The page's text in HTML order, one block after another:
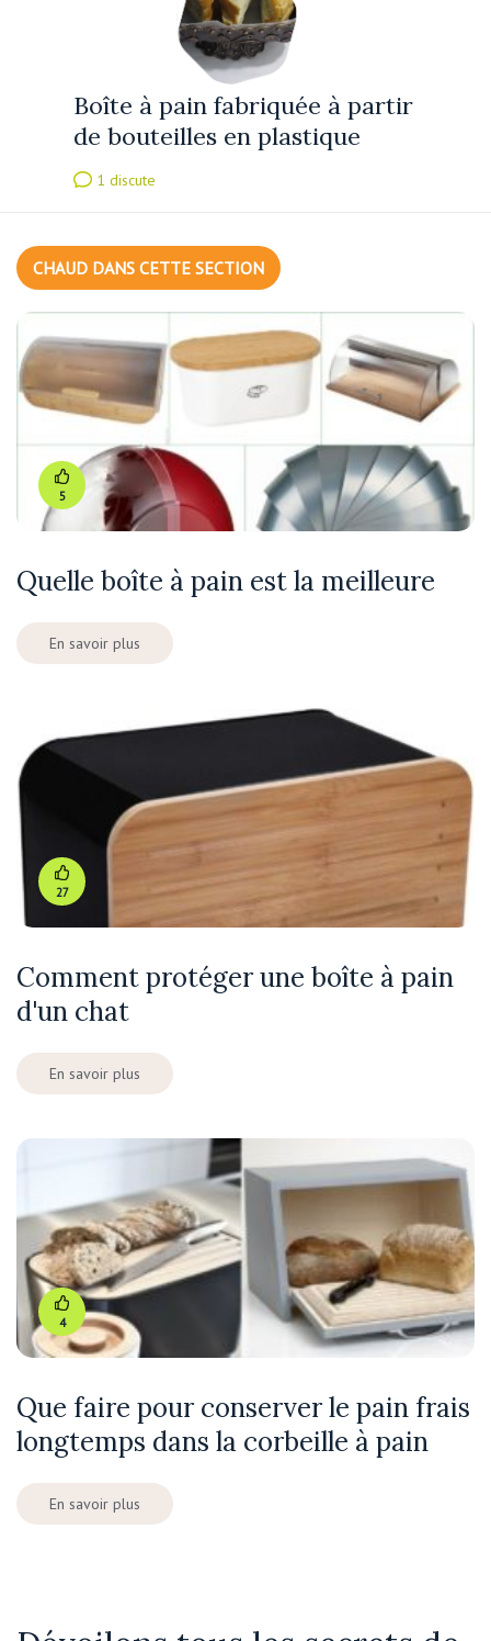
Boîte à pain fabriquée à partir
de bouteilles en plastique
1 discute
CHAUD DANS CETTE SECTION
5
Quelle boîte à pain est la meilleure
En savoir plus
27
Comment protéger une boîte à pain
d'un chat
En savoir plus
4
Que faire pour conserver le pain frais
longtemps dans la corbeille à pain
En savoir plus